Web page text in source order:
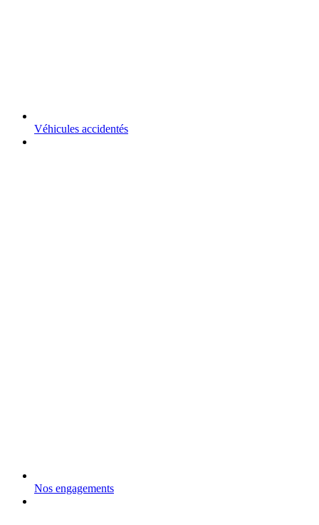
Véhicules accidentés
Nos engagements